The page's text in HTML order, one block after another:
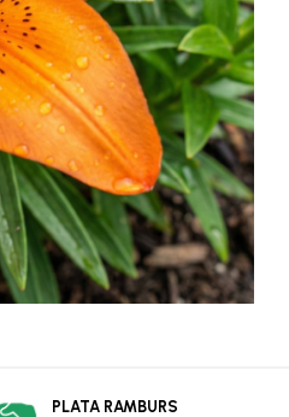
PLATA RAMBURS